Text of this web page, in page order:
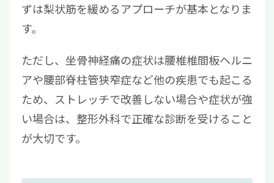
ずは梨状筋を緩めるアプローチが基本となりま
す。
ただし、坐骨神経痛の症状は腰椎椎間板ヘルニ
アや腰部脊柱管狭窄症など他の疾患でも起こる
ため、ストレッチで改善しない場合や症状が強
い場合は、整形外科で正確な診断を受けること
が大切です。